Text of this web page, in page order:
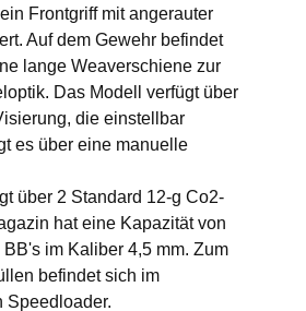
Frontgriff mit angerauter
Auf dem Gewehr befindet
lange Weaverschiene zur
Das Modell verfügt über
die einstellbar
es über eine manuelle
über 2 Standard 12-g Co2-
hat eine Kapazität von
im Kaliber 4,5 mm. Zum
befindet sich im
Speedloader.